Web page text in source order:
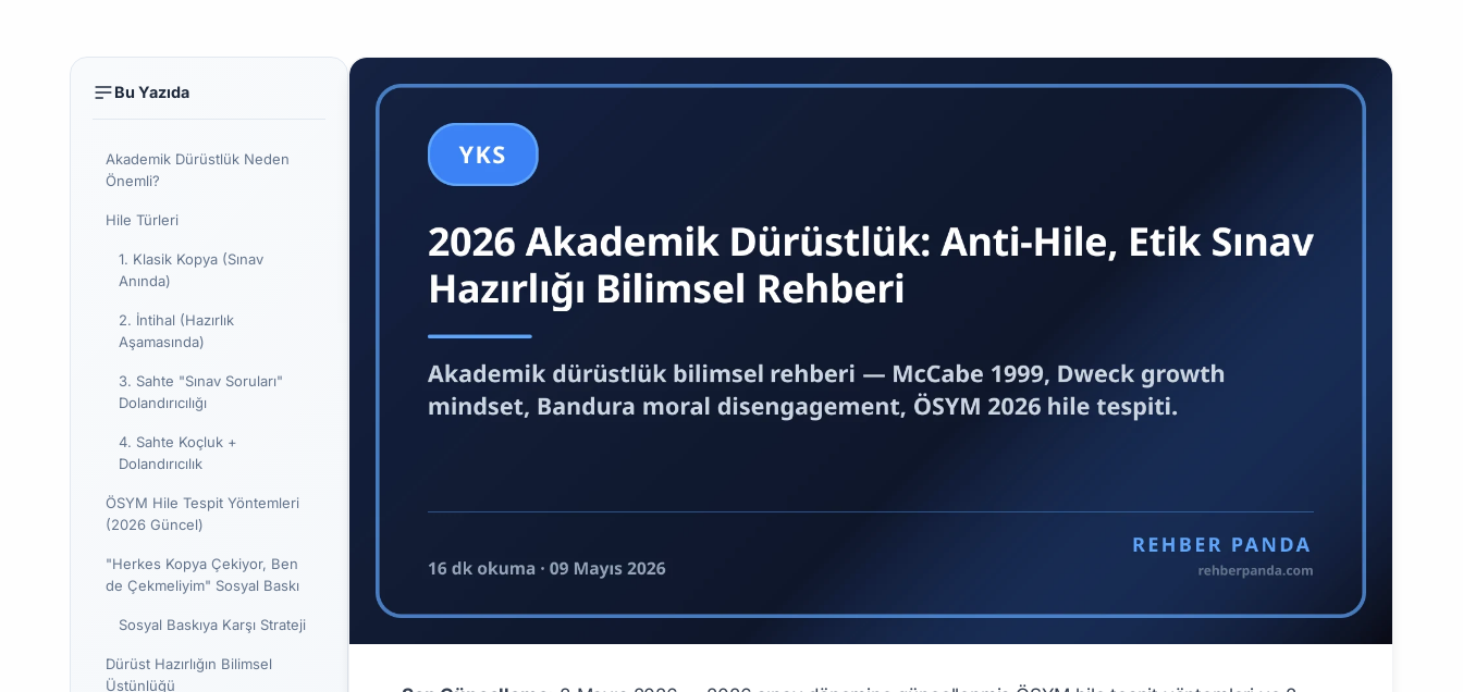
Bu Yazıda
Akademik Dürüstlük Neden
Önemli?
Hile Türleri
1. Klasik Kopya (Sınav
Anında)
2. İntihal (Hazırlık
Aşamasında)
3. Sahte "Sınav Soruları"
Dolandırıcılığı
4. Sahte Koçluk +
Dolandırıcılık
ÖSYM Hile Tespit Yöntemleri
(2026 Güncel)
"Herkes Kopya Çekiyor, Ben
de Çekmeliyim" Sosyal Baskı
Sosyal Baskıya Karşı Strateji
Dürüst Hazırlığın Bilimsel
Üstünlüğü